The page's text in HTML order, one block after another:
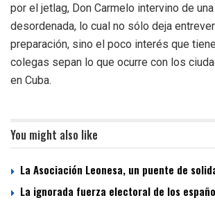
por el jetlag, Don Carmelo intervino de
desordenada, lo cual no sólo deja
preparación, sino el poco interés que
colegas sepan lo que ocurre con los
en Cuba.
You might also like
La Asociación Leonesa, un puente de
La ignorada fuerza electoral de los